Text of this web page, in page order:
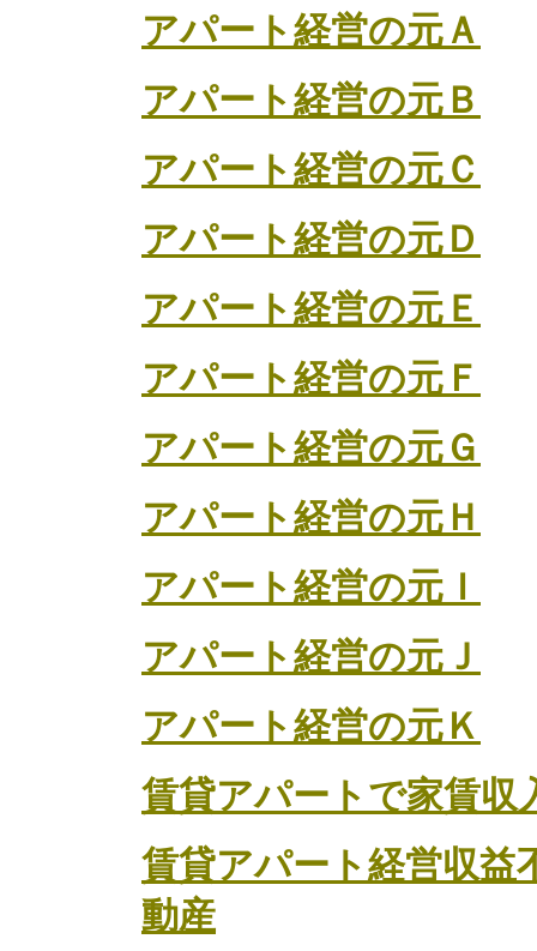
アパート経営の元Ａ
アパート経営の元Ｂ
アパート経営の元Ｃ
アパート経営の元Ｄ
アパート経営の元Ｅ
アパート経営の元Ｆ
アパート経営の元Ｇ
アパート経営の元Ｈ
アパート経営の元Ｉ
アパート経営の元Ｊ
アパート経営の元Ｋ
賃貸アパートで家賃収
賃貸アパート経営収益
動産